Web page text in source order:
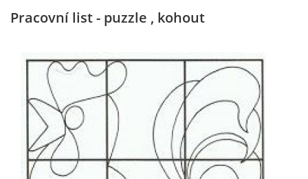
FOTOALBUM
DĚJINY VÝTVARNÉHO UMĚNÍ
NOVINKY ZE ŠKOLSTVÍ 2025
Pracovní list - puzzle , kohout